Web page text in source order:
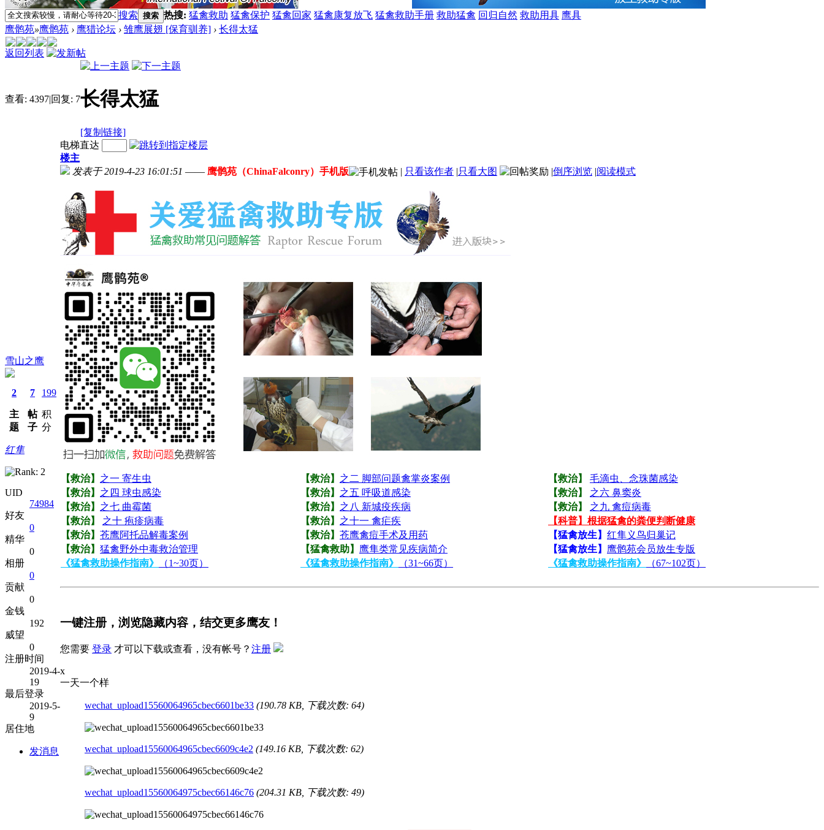
搜索 搜索 热搜: 猛禽救助 猛禽保护 猛禽回家 猛禽康复放飞 猛禽救助手册 救助猛禽 回归自然 救助用具 鹰具
鹰鹘苑»鹰鹘苑 › 鹰猎论坛 › 雏鹰展翅 [保育驯养] › 长得太猛
返回列表
查看: 4397|回复: 7长得太猛
[复制链接]
雪山之鹰
2
主
题
7
帖
子
199
积
分
红隼
UID
74984
好友
0
精华
0
相册
0
贡献
0
金钱
192
威望
0
注册时间
2019-4-
19
最后登录
2019-5-
9
居住地
发消息
电梯直达
楼主
发表于 2019-4-23 16:01:51 —— 鹰鹘苑（ChinaFalconry）手机版 | 只看该作者 |只看大图 |倒序浏览 |阅读模式
【救治】 之一 寄生虫 【救治】 之二 脚部问题禽掌炎案例 【救治】 毛滴虫、念珠菌感染
【救治】 之四 球虫感染 【救治】 之五 呼吸道感染 【救治】 之六 鼻窦炎
【救治】 之七 曲霉菌 【救治】 之八 新城疫疾病 【救治】 之九 禽痘病毒
【救治】 之十 疱疹病毒 【救治】 之十一 禽疟疾
【科普】根据猛禽的粪便判断健康
【救治】 苍鹰阿托品解毒案例 【救治】 苍鹰禽痘手术及用药 【猛禽放生】 红隼义鸟归巢记
【救治】 猛禽野外中毒救治管理 【猛禽救助】 鹰隼类常见疾病简介 【猛禽放生】 鹰鹘苑会员放生专版
《猛禽救助操作指南》
（1~30页） 《猛禽救助操作指南》 （31~66页） 《猛禽救助操作指南》 （67~102页）
一键注册，浏览隐藏内容，结交更多鹰友！
您需要 登录 才可以下载或查看，没有帐号？ 注册
x
一天一个样
wechat_upload15560064965cbec6601be33 (190.78 KB, 下载次数: 64)
wechat_upload15560064965cbec6609c4e2 (149.16 KB, 下载次数: 62)
wechat_upload15560064975cbec66146c76 (204.31 KB, 下载次数: 49)